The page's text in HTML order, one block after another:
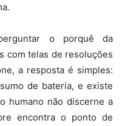
o porquê da
com telas de resoluções
a resposta é simples:
de bateria, e existe
humano não discerne a
encontra o ponto de